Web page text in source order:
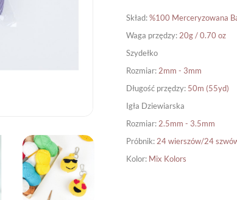
Skład:%100 Merceryzowana
Waga przędzy: 20g / 0.70 oz
Szydełko
Rozmiar: 2mm - 3mm
Długość przędzy: 50m (55yd)
Igła Dziewiarska
Rozmiar: 2.5mm - 3.5mm
Próbnik: 24 wierszów/24
Kolor: Mix Kolors